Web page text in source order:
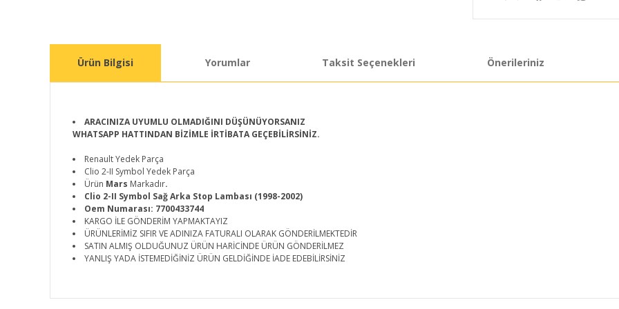
Ürün Bilgisi Yorumlar Taksit Seçenekleri Önerileriniz
ARACINIZA UYUMLU OLMADIĞINI DÜŞÜNÜYORSANIZ
WHATSAPP HATTINDAN BİZİMLE İRTİBATA GEÇEBİLİRSİNİZ.
Renault Yedek Parça
Clio 2-II Symbol Yedek Parça
Ürün Mars Markadır.
Clio 2-II Symbol Sağ Arka Stop Lambası (1998-2002)
Oem Numarası: 7700433744
KARGO İLE GÖNDERİM YAPMAKTAYIZ
ÜRÜNLERİMİZ SIFIR VE ADINIZA FATURALI OLARAK GÖNDERİLMEKTEDİR
SATIN ALMIŞ OLDUĞUNUZ ÜRÜN HARİCİNDE ÜRÜN GÖNDERİLMEZ
YANLIŞ YADA İSTEMEDİĞİNİZ ÜRÜN GELDİĞİNDE İADE EDEBİLİRSİNİZ